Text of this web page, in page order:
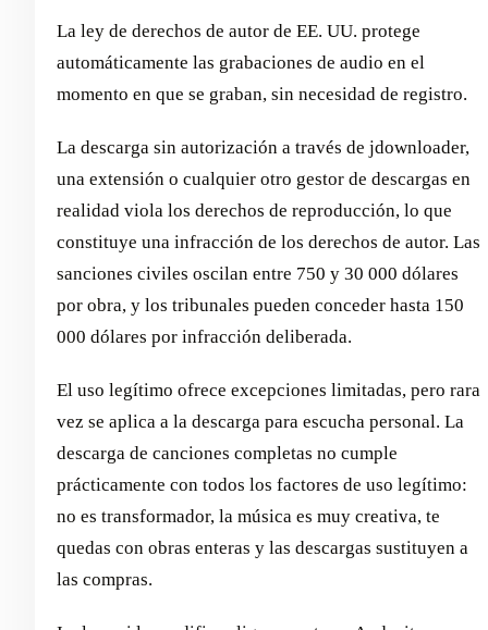
La ley de derechos de autor de EE. UU. protege
automáticamente las grabaciones de audio en el
momento en que se graban, sin necesidad de registro.
La descarga sin autorización a través de jdownloader,
una extensión o cualquier otro gestor de descargas en
realidad viola los derechos de reproducción, lo que
constituye una infracción de los derechos de autor. Las
sanciones civiles oscilan entre 750 y 30 000 dólares
por obra, y los tribunales pueden conceder hasta 150
000 dólares por infracción deliberada.
El uso legítimo ofrece excepciones limitadas, pero rara
vez se aplica a la descarga para escucha personal. La
descarga de canciones completas no cumple
prácticamente con todos los factores de uso legítimo:
no es transformador, la música es muy creativa, te
quedas con obras enteras y las descargas sustituyen a
las compras.